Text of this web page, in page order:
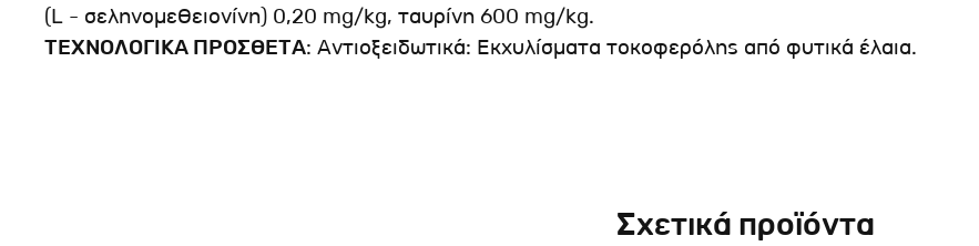
(L - σεληνομεθειονίνη) 0,20 mg/kg, ταυρίνη 600 mg/kg.
ΤΕΧΝΟΛΟΓΙΚΑ ΠΡΟΣΘΕΤΑ: Αντιοξειδωτικά: Εκχυλίσματα τοκοφερόλης από φυτικά έλαια.
Σχετικά προϊόντα